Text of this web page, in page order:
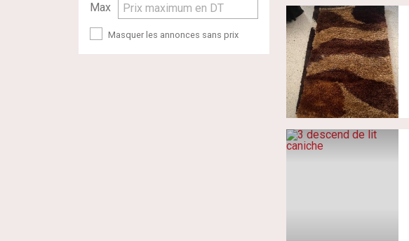
Max Prix maximum en DT
Masquer les annonces sans prix